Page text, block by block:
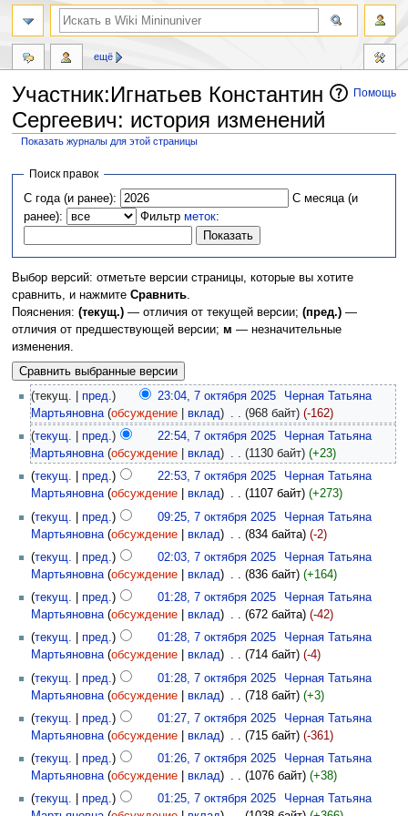
Помощь
Участник:Игнатьев Константин
Сергеевич: история изменений
Показать журналы для этой страницы
Перейти
навигации
Перейти
поиску
Поиск правок
С года (и ранее):
С месяца (и
ранее):
Фильтрметок:
Выбор версий: отметьте версии страницы, которые вы хотите
сравнить, и нажмите Сравнить.
Пояснения: (текущ.)— отличия от текущей версии; (пред.)—
отличия от предшествующей версии; м — незначительные
изменения.
(текущ. | пред. ) 23:04, 7 октября 2025
Черная Татьяна
Мартьяновна (обсуждение вклад) (968 байт) (-162)
(текущ. пред.) 22:54, 7 октября 2025
Черная Татьяна
Мартьяновна (обсуждение вклад) . . (1130 байт) (+23)
(текущ. пред.) 22:53, 7 октября 2025
Черная Татьяна
Мартьяновна (обсуждение вклад) . . (1107 байт) (+273)
(текущ. пред. ) 09:25, 7 октября 2025
Черная Татьяна
Мартьяновна (обсуждение вклад) (834 байта) (-2)
(текущ. пред.) 02:03, 7 октября 2025
Черная Татьяна
Мартьяновна (обсуждение вклад) . . (836 байт) (+164)
(текущ. пред.) 01:28, 7 октября 2025
Черная Татьяна
Мартьяновна (обсуждение вклад) . . (672 байта) (-42)
(текущ. пред.) 01:28, 7 октября 2025
Черная Татьяна
Мартьяновна (обсуждение вклад) . . (714 байт) (-4)
(текущ. пред. ) 01:28, 7 октября 2025
Черная Татьяна
Мартьяновна (обсуждение вклад) (718 байт) (+3)
(текущ. пред.) 01:27, 7 октября 2025
Черная Татьяна
Мартьяновна (обсуждение вклад) . . (715 байт) (-361)
(текущ. пред.) 01:26, 7 октября 2025
Черная Татьяна
Мартьяновна (обсуждение вклад) . . (1076 байт) (+38)
(текущ. пред.) 01:25, 7 октября 2025
Черная Татьяна
ещё